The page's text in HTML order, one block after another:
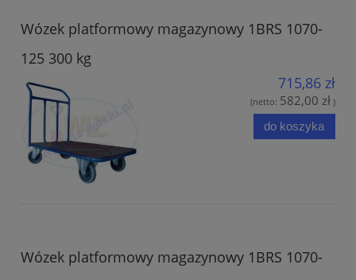
Wózek platformowy magazynowy 1BRS 1070-
125 300 kg
715,86 zł
(netto: 582,00 zł )
do koszyka
Wózek platformowy magazynowy 1BRS 1070-